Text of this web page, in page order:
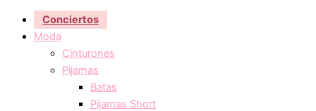
Conciertos
Moda
Cinturones
Pijamas
Batas
Pijamas Short